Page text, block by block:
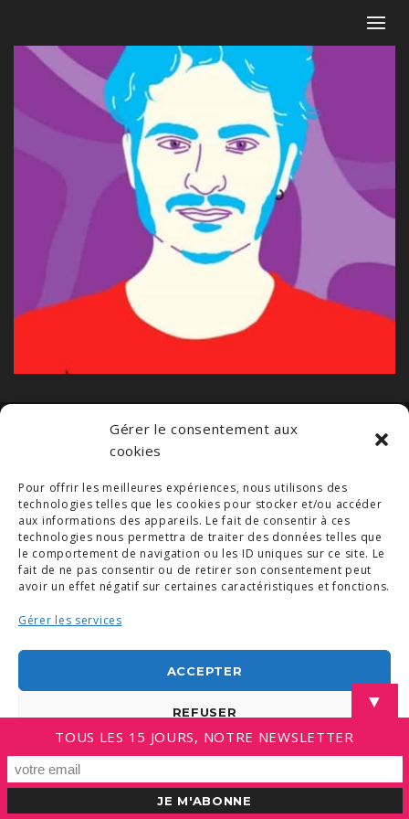
Gérer le consentement aux
cookies
Pour offrir les meilleures expériences, nous utilisons des
technologies telles que les cookies pour stocker et/ou accéder
aux informations des appareils. Le fait de consentir à ces
technologies nous permettra de traiter des données telles que
le comportement de navigation ou les ID uniques sur ce site. Le
fait de ne pas consentir ou de retirer son consentement peut
avoir un effet négatif sur certaines caractéristiques et fonctions.
Gérer les services
ACCEPTER
REFUSER
VOIR LES PRÉFÉRENCES
Politique de cookies
© COPYRIGHT 2019. DEMAIN -MENTIONS LÉGALES
COPYRIGHTS PHOTOS
POLITIQUE DE COOKIES (UE)
-CONDITIONS GÉNÉRALES
LINKEDIN
▼
TOUS LES 15 JOURS, NOTRE NEWSLETTER